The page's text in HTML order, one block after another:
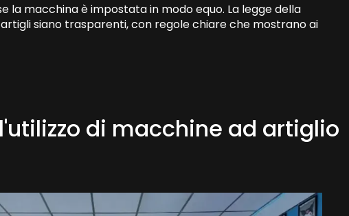
la macchina è impostata in modo equo. La legge della
siano trasparenti, con regole chiare che mostrano ai
di macchine ad artiglio